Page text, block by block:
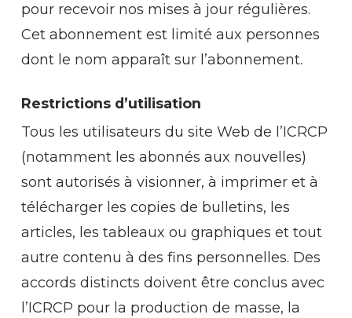
pour recevoir nos mises à jour régulières.
Cet abonnement est limité aux personnes
dont le nom apparaît sur l’abonnement.
Restrictions d’utilisation
Tous les utilisateurs du site Web de l’ICRCP
(notamment les abonnés aux nouvelles)
sont autorisés à visionner, à imprimer et à
télécharger les copies de bulletins, les
articles, les tableaux ou graphiques et tout
autre contenu à des fins personnelles. Des
accords distincts doivent être conclus avec
l’ICRCP pour la production de masse, la